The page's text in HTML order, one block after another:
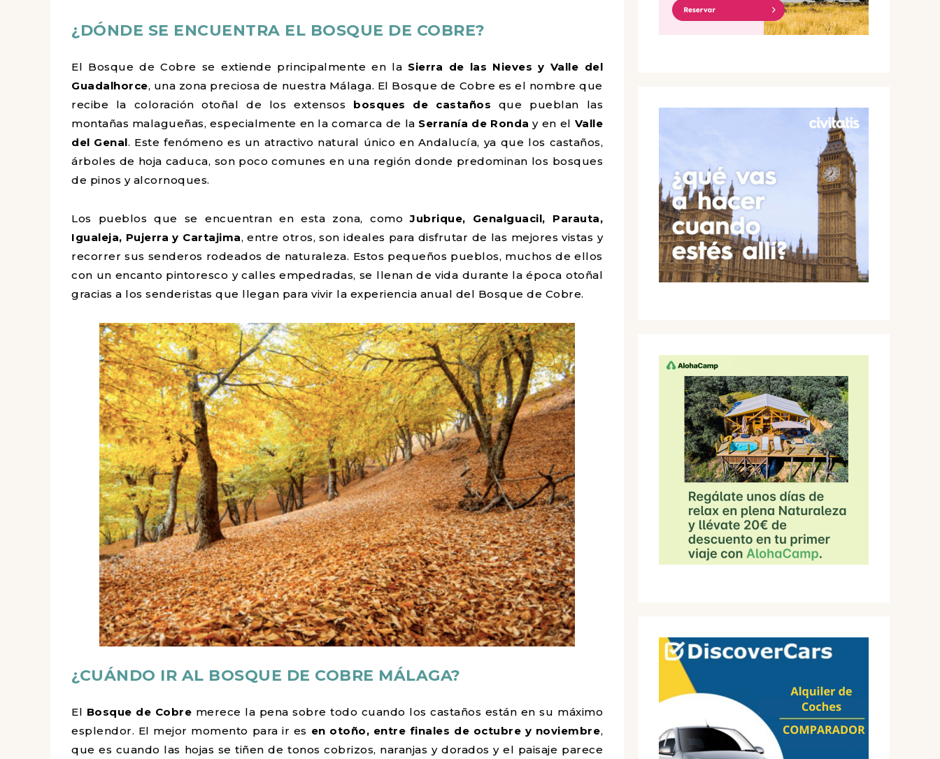
¿DÓNDE SE ENCUENTRA EL BOSQUE DE COBRE?
El Bosque de Cobre se extiende principalmente en la Sierra de las Nieves y Valle del
Guadalhorce, una zona preciosa de nuestra Málaga. El Bosque de Cobre es el nombre que
recibe la coloración otoñal de los extensos bosques de castaños que pueblan las
montañas malagueñas, especialmente en la comarca de la Serranía de Ronda y en el Valle
del Genal. Este fenómeno es un atractivo natural único en Andalucía, ya que los castaños,
árboles de hoja caduca, son poco comunes en una región donde predominan los bosques
de pinos y alcornoques.
Los pueblos que se encuentran en esta zona, comoJubrique, Genalguacil, Parauta,
Igualeja, Pujerra y Cartajima, entre otros, son ideales para disfrutar de las mejores vistas y
recorrer sus senderos rodeados de naturaleza. Estos pequeños pueblos, muchos de ellos
con un encanto pintoresco y calles empedradas, se llenan de vida durante la época otoñal
gracias a los senderistas que llegan para vivir la experiencia anual del Bosque de Cobre.
¿CUÁNDO IR AL BOSQUE DE COBRE MÁLAGA?
El Bosque de Cobre merece la pena sobre todo cuando los castaños están en su máximo
esplendor. El mejor momento para ir es en otoño, entre finales de octubre y noviembre,
que es cuando las hojas se tiñen de tonos cobrizos, naranjas y dorados y el paisaje parece